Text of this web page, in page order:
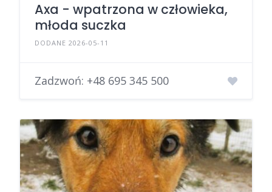
Axa - wpatrzona w człowieka,
młoda suczka
DODANE 2026-05-11
Zadzwoń: +48 695 345 500